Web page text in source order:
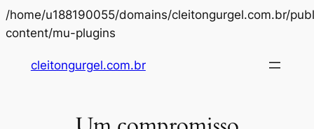
/home/u188190055/domains/cleitongurgel.com.br/
content/mu-plugins
o
cleitongurgel.com.br